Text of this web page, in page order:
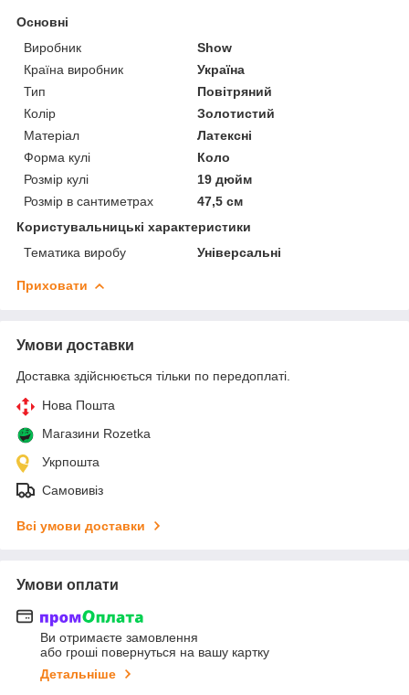
Основні
Виробник
Show
Країна виробник
Україна
Тип
Повітряний
Колір
Золотистий
Матеріал
Латексні
Форма кулі
Коло
Розмір кулі
19 дюйм
Розмір в сантиметрах
47,5 см
Користувальницькі характеристики
Тематика виробу
Універсальні
Приховати
Умови доставки
Доставка здійснюється тільки по передоплаті.
Нова Пошта
Магазини Rozetka
Укрпошта
Самовивіз
Всі умови доставки
Умови оплати
Ви отримаєте замовлення
або гроші повернуться на вашу картку
Детальніше